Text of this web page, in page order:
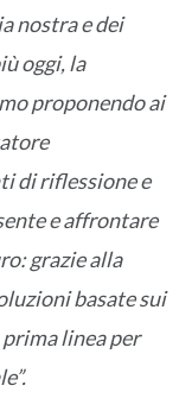
nostra e dei
oggi, la
proponendo ai
di riflessione e
e affrontare
grazie alla
basate sui
linea per